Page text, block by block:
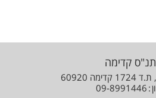
קדימה
09-8991446